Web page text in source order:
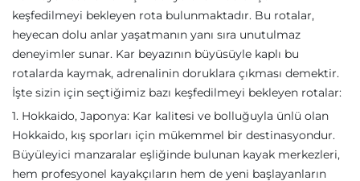
keşfedilmeyi bekleyen rota bulunmaktadır. Bu rotalar,
heyecan dolu anlar yaşatmanın yanı sıra unutulmaz
deneyimler sunar. Kar beyazının büyüsüyle kaplı bu
rotalarda kaymak, adrenalinin doruklara çıkması demektir.
İşte sizin için seçtiğimiz bazı keşfedilmeyi bekleyen rotalar:
1. Hokkaido, Japonya: Kar kalitesi ve bolluğuyla ünlü olan
Hokkaido, kış sporları için mükemmel bir destinasyondur.
Büyüleyici manzaralar eşliğinde bulunan kayak merkezleri,
hem profesyonel kayakçıların hem de yeni başlayanların